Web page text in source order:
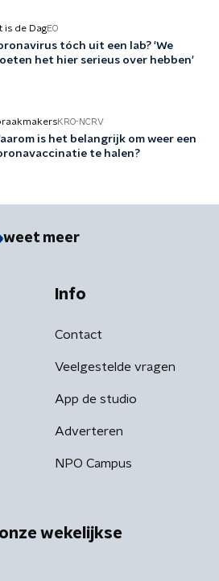
is de DagEO
tóch uit een lab? 'We
het hier serieus over hebben'
KRO-NCRV
is het belangrijk om weer een
te halen?
weet meer
Info
Contact
Veelgestelde vragen
App de studio
Adverteren
NPO Campus
wekelijkse